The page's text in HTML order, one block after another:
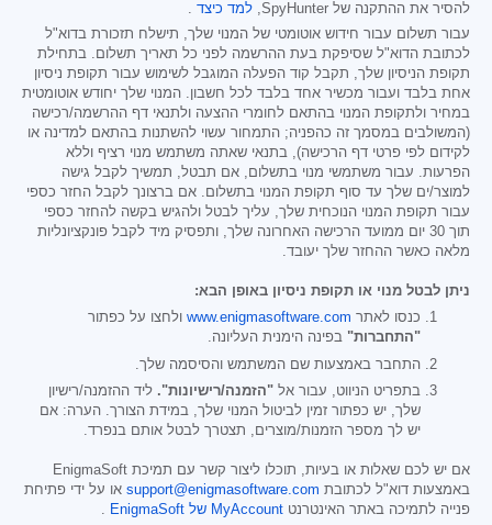
להסיר את ההתקנה של SpyHunter,
למד כיצד .
עבור תשלום עבור חידוש אוטומטי של המנוי שלך, תישלח תזכורת בדוא"ל
לכתובת הדוא"ל שסיפקת בעת ההרשמה לפני כל תאריך תשלום. בתחילת
תקופת הניסיון שלך, תקבל קוד הפעלה המוגבל לשימוש עבור תקופת ניסיון
אחת בלבד ועבור מכשיר אחד בלבד לכל חשבון. המנוי שלך יחודש אוטומטית
במחיר ולתקופת המנוי בהתאם לחומרי ההצעה ולתנאי דף ההרשמה/רכישה
(המשולבים במסמך זה כהפניה; התמחור עשוי להשתנות בהתאם למדינה או
לקידום לפי פרטי דף הרכישה), בתנאי שאתה משתמש מנוי רציף וללא
הפרעות. עבור משתמשי מנוי בתשלום, אם תבטל, תמשיך לקבל גישה
למוצר/ים שלך עד סוף תקופת המנוי בתשלום. אם ברצונך לקבל החזר כספי
עבור תקופת המנוי הנוכחית שלך, עליך לבטל ולהגיש בקשה להחזר כספי
תוך 30 יום ממועד הרכישה האחרונה שלך, ותפסיק מיד לקבל פונקציונליות
מלאה כאשר ההחזר שלך יעובד.
ניתן לבטל מנוי או תקופת ניסיון באופן הבא:
כנסו לאתר www.enigmasoftware.com ולחצו על כפתור
"התחברות" בפינה הימנית העליונה.
התחבר באמצעות שם המשתמש והסיסמה שלך.
בתפריט הניווט, עבור אל "הזמנה/רישיונות". ליד ההזמנה/רישיון
שלך, יש כפתור זמין לביטול המנוי שלך, במידת הצורך. הערה: אם
יש לך מספר הזמנות/מוצרים, תצטרך לבטל אותם בנפרד.
אם יש לכם שאלות או בעיות, תוכלו ליצור קשר עם תמיכת EnigmaSoft
באמצעות דוא"ל לכתובת support@enigmasoftware.com או על ידי פתיחת
פנייה לתמיכה באתר האינטרנט MyAccount של EnigmaSoft
.